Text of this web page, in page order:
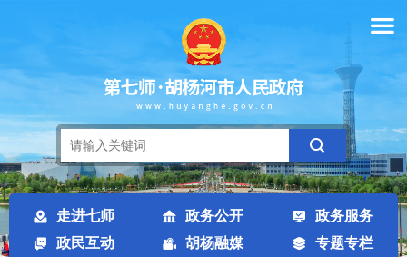
走进七师 政务公开
政务服务
政民互动
胡杨融媒 专题专栏